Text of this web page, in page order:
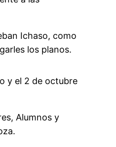
Ichaso, como
los planos.
y el 2 de octubre
Alumnos y